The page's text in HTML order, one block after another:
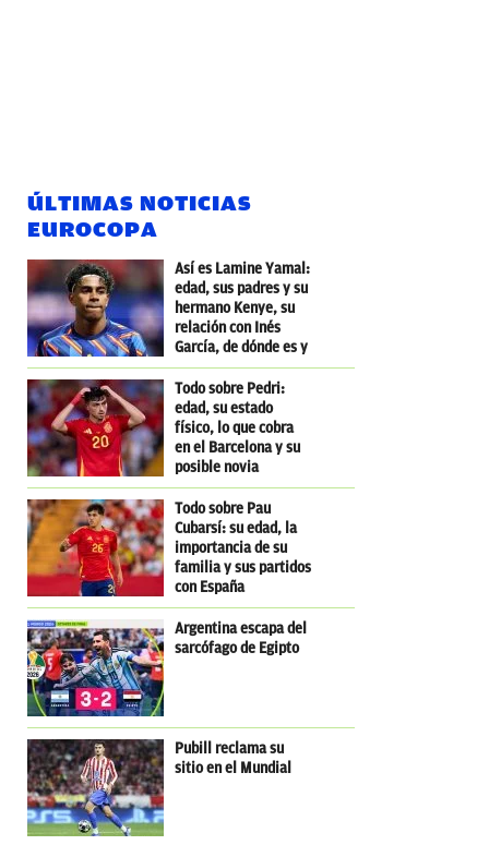
ÚLTIMAS NOTICIAS
EUROCOPA
Así es Lamine Yamal:
edad, sus padres y su
hermano Kenye, su
relación con Inés
García, de dónde es y
dónde nació
Todo sobre Pedri:
edad, su estado
físico, lo que cobra
en el Barcelona y su
posible novia
influencer
Todo sobre Pau
Cubarsí: su edad, la
importancia de su
familia y sus partidos
con España
Argentina escapa del
sarcófago de Egipto
Pubill reclama su
sitio en el Mundial